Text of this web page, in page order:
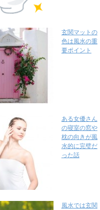
玄関マットの
色は風水の重
要ポイント
ある女優さん
の寝室の窓や
枕の向きが風
水的に完璧だ
った話
風水では玄関